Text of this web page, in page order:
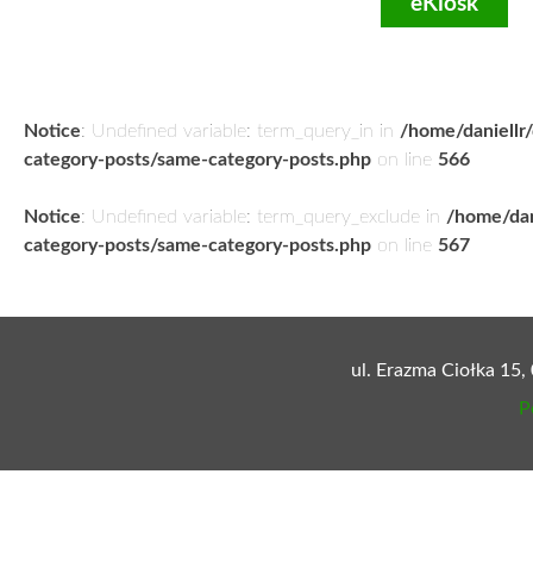
eKiosk
Notice: Undefined variable: term_query_in in /home/
category-posts/same-category-posts.php on line 566
Notice: Undefined variable: term_query_exclude in /home/
category-posts/same-category-posts.php on line 567
ul. Erazma Ciołka